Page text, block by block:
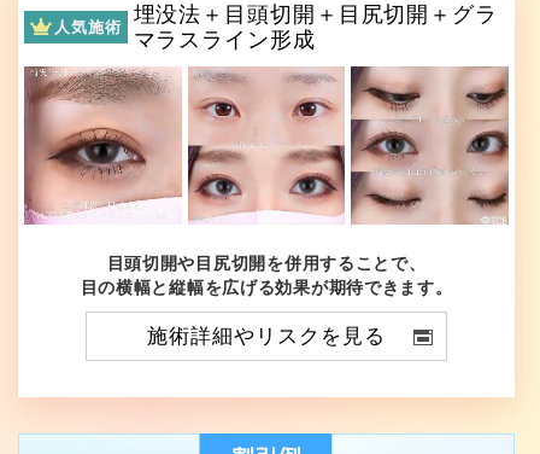
人気施術
埋没法＋目頭切開＋目尻切開＋グラ
マラスライン形成
目頭切開や目尻切開を併用することで、
目の横幅と縦幅を広げる効果が期待できます。
施術詳細やリスクを見る